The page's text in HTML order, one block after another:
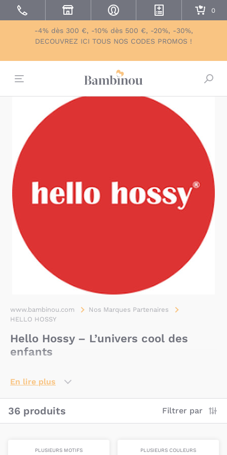
-4% dès 300 €, -10% dès 500 €, -20%, -30%,
DECOUVREZ ICI TOUS NOS CODES PROMOS !
www.bambinou.com
Nos Marques Partenaires
HELLO HOSSY
Hello Hossy – L’univers cool des
enfants
famille
Hello Hossy est une marque française imaginée par
un couple de jeunes parents désireux de créer des
En lire plus
36 produits Filtrer par
PLUSIEURS MOTIFS PLUSIEURS COULEURS